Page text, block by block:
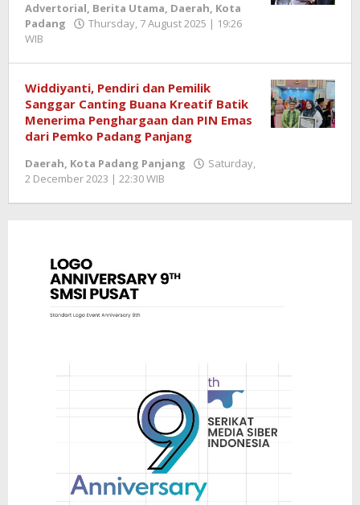
Advertorial, Berita Utama, Daerah, Kota
Padang
Thursday, 7 August 2025 | 19:26
WIB
Widdiyanti, Pendiri dan Pemilik
Sanggar Canting Buana Kreatif Batik
Menerima Penghargaan dan PIN Emas
dari Pemko Padang Panjang
Daerah, Kota Padang Panjang
Saturday,
2 December 2023 | 22:30 WIB